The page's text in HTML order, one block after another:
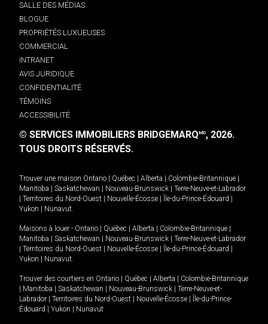
SALLE DES MÉDIAS
BLOGUE
PROPRIÉTÉS LUXUEUSES
COMMERCIAL
INTRANET
AVIS JURIDIQUE
CONFIDENTIALITÉ
TÉMOINS
ACCESSIBILITÉ
© SERVICES IMMOBILIERS BRIDGEMARQMD, 2026.
TOUS DROITS RÉSERVÉS.
Trouver une maison Ontario Québec Alberta Colombie-Britannique
Manitoba
Saskatchewan Nouveau-Brunswick
Terre-Neuve-et-Labrador
Territoires du Nord-Ouest Nouvelle-Écosse Île-du-Prince-Édouard
Yukon
Nunavut.
Maisons à louer - Ontario Québec Alberta Colombie-Britannique
Manitoba
Saskatchewan Nouveau-Brunswick
Terre-Neuve-et-Labrador
Territoires du Nord-Ouest Nouvelle-Écosse Île-du-Prince-Édouard
Yukon
Nunavut.
Trouver des courtiers en Ontario Québec Alberta
Colombie-Britannique
Manitoba Saskatchewan Nouveau-Brunswick
Terre-Neuve-et-
Labrador
Territoires du Nord-Ouest Nouvelle-Écosse
Île-du-Prince-
Édouard
Yukon Nunavut